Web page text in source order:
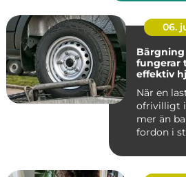
06.
Bärgning
fungerar
effektiv
När en
ofrivilligt
mer än
fordon i